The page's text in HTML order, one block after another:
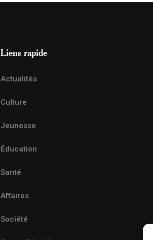
Liens rapide
Actualités
Culture
Jeunesse
Éducation
Santé
Affaires
Société